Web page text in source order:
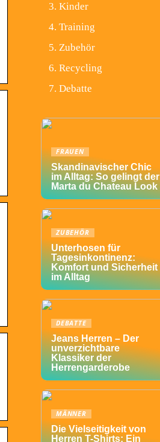
Kinder
Training
Zubehör
Recycling
Debatte
FRAUEN
Skandinavischer Chic
im Alltag: So gelingt der
Marta du Chateau Look
ZUBEHÖR
Unterhosen für
Tagesinkontinenz:
Komfort und Sicherheit
im Alltag
DEBATTE
Jeans Herren – Der
unverzichtbare
Klassiker der
Herrengarderobe
MÄNNER
Die Vielseitigkeit von
Herren T-Shirts: Ein